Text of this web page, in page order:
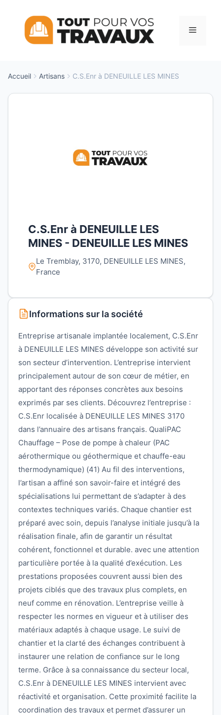
contenu
Menu
Accueil Artisans C.S.Enr à DENEUILLE LES MINES
C.S.Enr à DENEUILLE LES
MINES - DENEUILLE LES MINES
Le Tremblay, 3170, DENEUILLE LES MINES,
France
Informations sur la société
Entreprise artisanale implantée localement, C.S.Enr
à DENEUILLE LES MINES développe son activité sur
son secteur d’intervention. L’entreprise intervient
principalement autour de son cœur de métier, en
apportant des réponses concrètes aux besoins
exprimés par ses clients. Découvrez l’entreprise :
C.S.Enr localisée à DENEUILLE LES MINES 3170
dans l’annuaire des artisans français. QualiPAC
Chauffage – Pose de pompe à chaleur (PAC
aérothermique ou géothermique et chauffe-eau
thermodynamique) (41) Au fil des interventions,
l’artisan a affiné son savoir-faire et intégré des
spécialisations lui permettant de s’adapter à des
contextes techniques variés. Chaque chantier est
préparé avec soin, depuis l’analyse initiale jusqu’à la
réalisation finale, afin de garantir un résultat
cohérent, fonctionnel et durable. avec une attention
particulière portée à la qualité d’exécution. Les
prestations proposées couvrent aussi bien des
projets ciblés que des travaux plus complets, en
neuf comme en rénovation. L’entreprise veille à
respecter les normes en vigueur et à utiliser des
matériaux adaptés à chaque usage. Le suivi de
chantier et la clarté des échanges contribuent à
instaurer une relation de confiance sur le long
terme. Grâce à sa connaissance du secteur local,
C.S.Enr à DENEUILLE LES MINES intervient avec
réactivité et organisation. Cette proximité facilite la
coordination des travaux et permet d’assurer un